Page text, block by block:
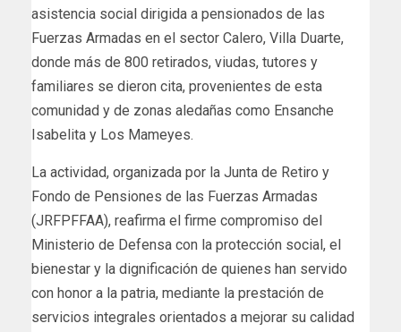
asistencia social dirigida a pensionados de las
Fuerzas Armadas en el sector Calero, Villa Duarte,
donde más de 800 retirados, viudas, tutores y
familiares se dieron cita, provenientes de esta
comunidad y de zonas aledañas como Ensanche
Isabelita y Los Mameyes.
La actividad, organizada por la Junta de Retiro y
Fondo de Pensiones de las Fuerzas Armadas
(JRFPFFAA), reafirma el firme compromiso del
Ministerio de Defensa con la protección social, el
bienestar y la dignificación de quienes han servido
con honor a la patria, mediante la prestación de
servicios integrales orientados a mejorar su calidad